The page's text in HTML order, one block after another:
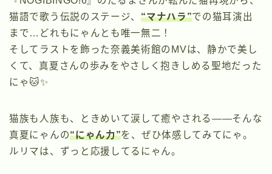
猫語で歌う伝説のステージ、“マナハラ”での猫耳演出
まで…どれもにゃんとも唯一無二！
そしてラストを飾った奈義美術館のMVは、静かで美し
くて、真夏さんの歩みをやさしく抱きしめる聖地だった
にゃ🐱✨
猫族も人族も、ときめいて涙して癒やされる――そんな
真夏にゃんの“にゃん力”を、ぜひ体感してみてにゃ。
ルリマは、ずっと応援してるにゃん。